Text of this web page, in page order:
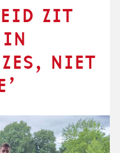
ZIT
NIET